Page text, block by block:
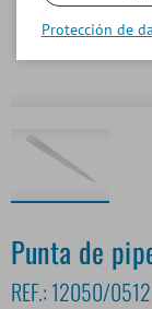
Punta de
REF.: 12050/0512
Protección de